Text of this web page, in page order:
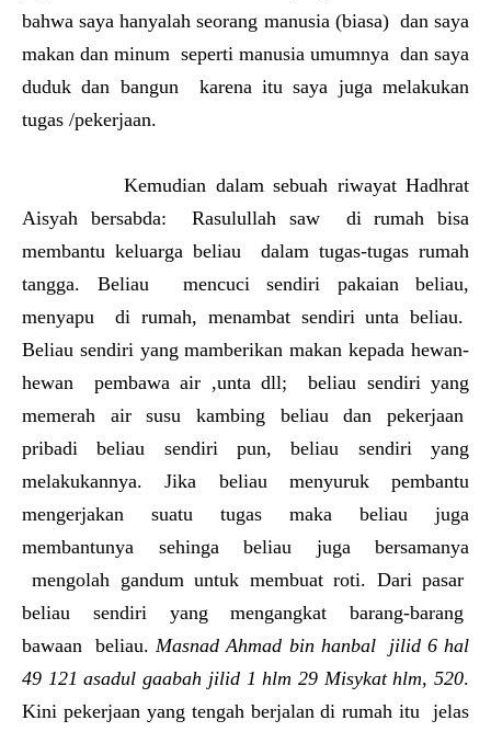
bahwa saya hanyalah seorang manusia (biasa) dan saya
makan dan minum seperti manusia umumnya dan saya
duduk dan bangun karena itu saya juga melakukan
tugas /pekerjaan.
Kemudian dalam sebuah riwayat Hadhrat
Aisyah bersabda: Rasulullah saw di rumah bisa
membantu keluarga beliau dalam tugas-tugas rumah
tangga. Beliau mencuci sendiri pakaian beliau,
menyapu di rumah, menambat sendiri unta beliau.
Beliau sendiri yang mamberikan makan kepada hewan-
hewan pembawa air ,unta dll; beliau sendiri yang
memerah air susu kambing beliau dan pekerjaan
pribadi beliau sendiri pun, beliau sendiri yang
melakukannya. Jika beliau menyuruk pembantu
mengerjakan suatu tugas maka beliau juga
membantunya sehinga beliau juga bersamanya
mengolah gandum untuk membuat roti. Dari pasar
beliau sendiri yang mengangkat barang-barang
bawaan beliau. Masnad Ahmad bin hanbal jilid 6 hal
49 121 asadul gaabah jilid 1 hlm 29 Misykat hlm, 520.
Kini pekerjaan yang tengah berjalan di rumah itu jelas